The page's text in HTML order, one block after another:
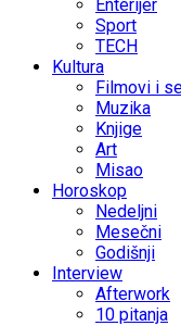
Enterijer
Sport
TECH
Kultura
Filmovi i
Muzika
Knjige
Art
Misao
Horoskop
Nedeljni
Mesečni
Godišnji
Interview
Afterwork
10 pitanja